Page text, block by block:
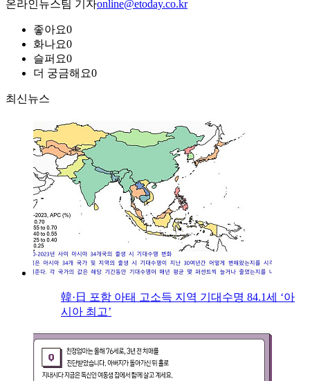
온라인뉴스팀 기자online@etoday.co.kr
좋아요0
화나요0
슬퍼요0
더 궁금해요0
최신뉴스
韓·日 포함 아태 고소득 지역 기대수명 84.1세 ‘아
시아 최고’